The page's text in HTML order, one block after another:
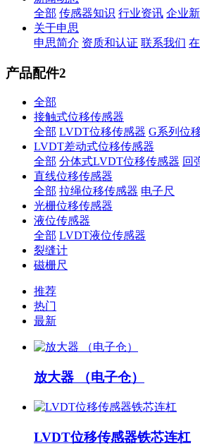
全部 传感器知识 行业资讯 企业
关于申思
申思简介 资质和认证 联系我们
产品配件2
全部
接触式位移传感器
全部 LVDT位移传感器 G系列位
LVDT差动式位移传感器
全部 分体式LVDT位移传感器 回
直线位移传感器
全部 拉绳位移传感器 电子尺
光栅位移传感器
液位传感器
全部 LVDT液位传感器
裂缝计
磁栅尺
推荐
热门
最新
放大器 （电子仓）
LVDT位移传感器铁芯连杠